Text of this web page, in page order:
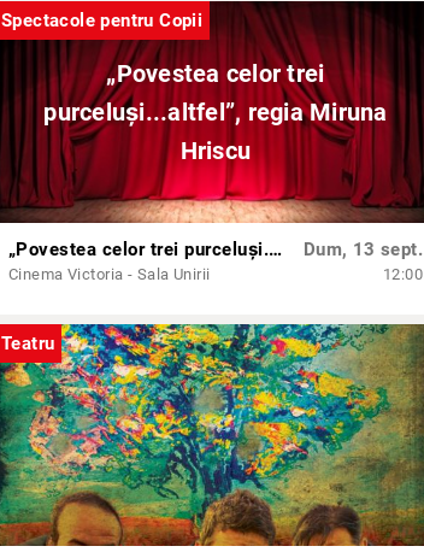
Spectacole pentru Copii
„Povestea celor trei
purceluși...altfel”, regia Miruna
Hriscu
„Povestea celor trei purceluși...altfel”, regia Miruna Hriscu
Cinema Victoria - Sala Unirii
Dum, 13 sept.
12:00
Teatru